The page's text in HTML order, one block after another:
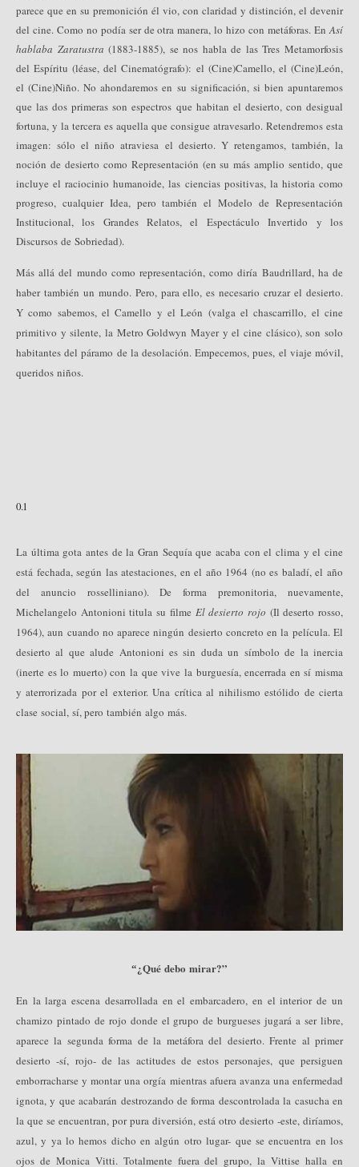
parece que en su premonición él vio, con claridad y distinción, el devenir
del cine. Como no podía ser de otra manera, lo hizo con metáforas. EnAsí
hablaba Zaratustra (1883-1885), se nos habla de las Tres Metamorfosis
del Espíritu (léase, del Cinematógrafo): el (Cine)Camello, el (Cine)León,
el (Cine)Niño. No ahondaremos en su significación, si bien apuntaremos
que las dos primeras son espectros que habitan el desierto, con desigual
fortuna, y la tercera es aquella que consigue atravesarlo. Retendremos esta
imagen: sólo el niño atraviesa el desierto. Y retengamos, también, la
noción de desierto como Representación (en su más amplio sentido, que
incluye el raciocinio humanoide, las ciencias positivas, la historia como
progreso, cualquier Idea, pero también el Modelo de Representación
Institucional, los Grandes Relatos, el Espectáculo Invertido y los
Discursos de Sobriedad).
Más allá del mundo como representación, como diría Baudrillard, ha de
haber también un mundo. Pero, para ello, es necesario cruzar el desierto.
Y como sabemos, el Camello y el León (valga el chascarrillo, el cine
primitivo y silente, la Metro GoldwynMayer y el cine clásico), son solo
habitantes del páramo de la desolación. Empecemos, pues, el viaje móvil,
queridos niños.
0.1
La última gota antes de la Gran Sequíaque acaba con el clima y el cine
está fechada, según las atestaciones, en el año 1964 (no es baladí, el año
del anuncio rosselliniano). De forma premonitoria, nuevamente,
Michelangelo Antonioni titula su filme El desierto rojo (Il deserto rosso,
1964), aun cuando no aparece ningún desierto concreto en la película. El
desierto al que alude Antonioni es sin duda un símbolo de la inercia
(inerte es lo muerto) con la que vive la burguesía, encerrada en sí misma
y aterrorizada por el exterior. Una crítica al nihilismo estólido de cierta
clase social, sí, pero también algo más.
“ ¿Qué debo mirar?”
En la larga escena desarrollada en el embarcadero, en el interior de un
chamizo pintado de rojo donde el grupo de burgueses jugará a ser libre,
aparece la segunda forma de la metáfora del desierto. Frente al primer
desierto -sí, rojo- de las actitudes de estos personajes, que persiguen
emborracharse y montar una orgía mientras afuera avanza una enfermedad
ignota, y que acabarán destrozando de forma descontrolada la casucha en
la que se encuentran, por pura diversión, está otro desierto -este, diríamos,
azul, y ya lo hemos dicho en algún otro lugar- que se encuentra en los
ojos de Monica Vitti. Totalmente fuera del grupo, la Vittise halla en